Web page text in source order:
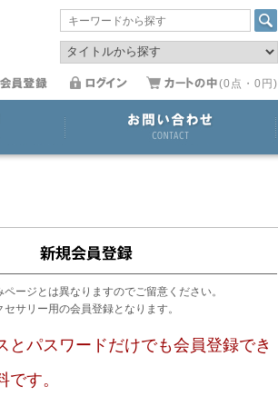
(0点・0円)
ージとは異なりますのでご留意ください。
サリー用の会員登録となります。
とパスワードだけでも会員登録でき
す。